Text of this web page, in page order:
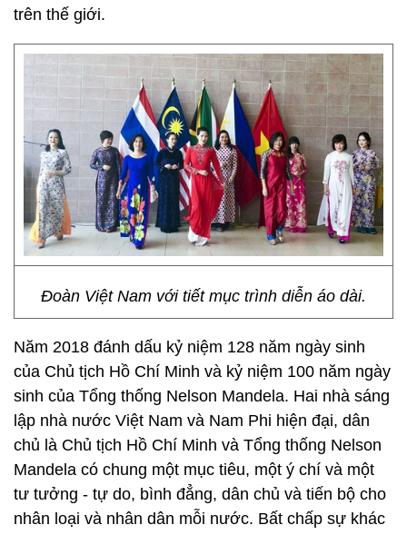
trên thế giới.
Đoàn Việt Nam với tiết mục trình diễn áo dài.
Năm 2018 đánh dấu kỷ niệm 128 năm ngày sinh
của Chủ tịch Hồ Chí Minh và kỷ niệm 100 năm ngày
sinh của Tổng thống Nelson Mandela. Hai nhà sáng
lập nhà nước Việt Nam và Nam Phi hiện đại, dân
chủ là Chủ tịch Hồ Chí Minh và Tổng thống Nelson
Mandela có chung một mục tiêu, một ý chí và một
tư tưởng - tự do, bình đẳng, dân chủ và tiến bộ cho
nhân loại và nhân dân mỗi nước. Bất chấp sự khác